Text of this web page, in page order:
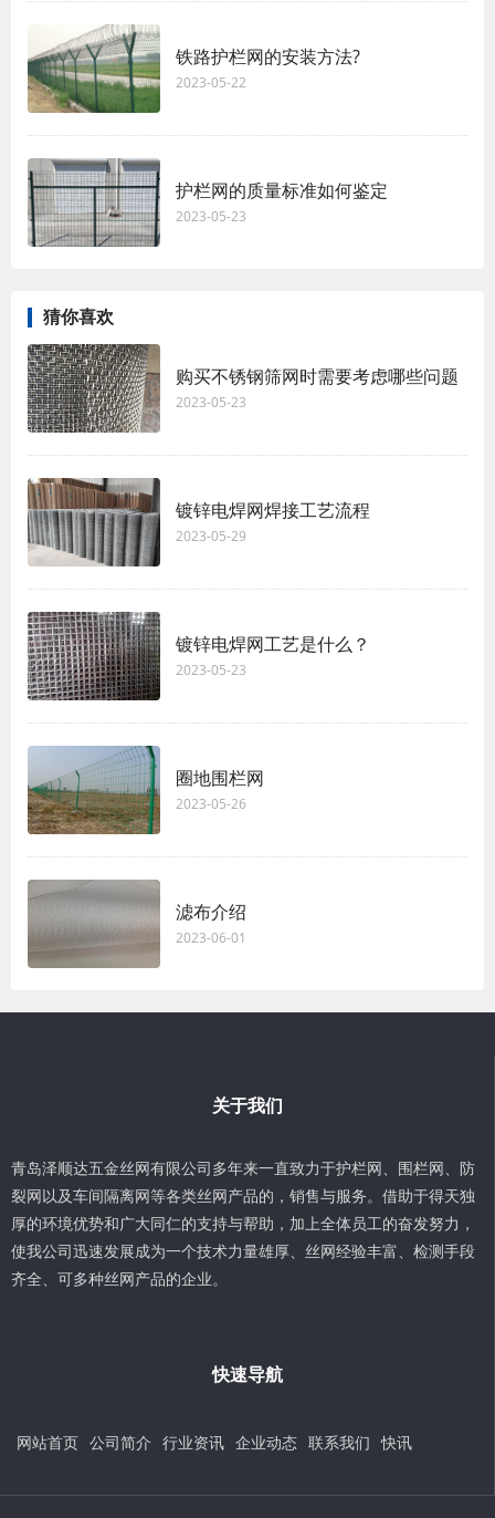
铁路护栏网的安装方法?
2023-05-22
护栏网的质量标准如何鉴定
2023-05-23
猜你喜欢
购买不锈钢筛网时需要考虑哪些问题
2023-05-23
镀锌电焊网焊接工艺流程
2023-05-29
镀锌电焊网工艺是什么？
2023-05-23
圈地围栏网
2023-05-26
滤布介绍
2023-06-01
关于我们
青岛泽顺达五金丝网有限公司多年来一直致力于护栏网、围栏网、防
裂网以及车间隔离网等各类丝网产品的，销售与服务。借助于得天独
厚的环境优势和广大同仁的支持与帮助，加上全体员工的奋发努力，
使我公司迅速发展成为一个技术力量雄厚、丝网经验丰富、检测手段
齐全、可多种丝网产品的企业。
快速导航
网站首页 公司简介 行业资讯 企业动态 联系我们 快讯